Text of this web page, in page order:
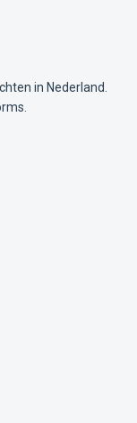
in Nederland.